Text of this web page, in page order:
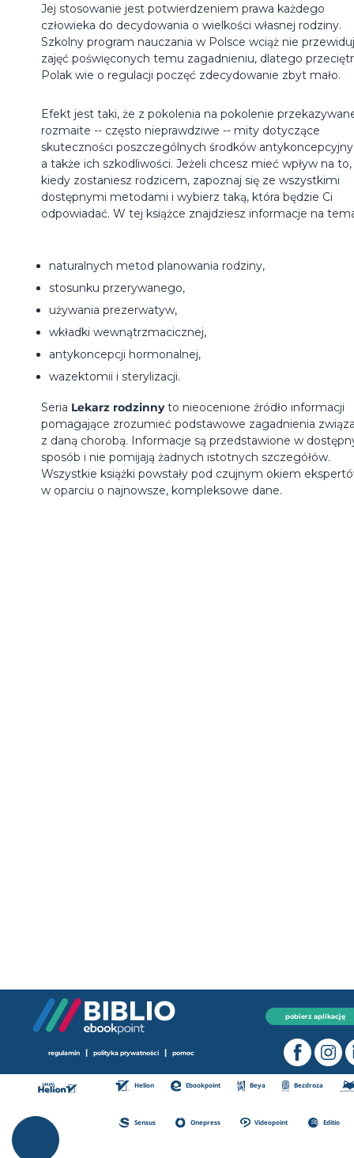
Jej stosowanie jest potwierdzeniem prawa każdego
człowieka do decydowania o wielkości własnej rodziny.
Szkolny program nauczania w Polsce wciąż nie
zajęć poświęconych temu zagadnieniu, dlatego
Polak wie o regulacji poczęć zdecydowanie zbyt mało.
Efekt jest taki, że z pokolenia na pokolenie
rozmaite -- często nieprawdziwe -- mity dotyczące
skuteczności poszczególnych środków
a także ich szkodliwości. Jeżeli chcesz mieć wpływ na to,
kiedy zostaniesz rodzicem, zapoznaj się ze wszystkimi
dostępnymi metodami i wybierz taką, która będzie Ci
odpowiadać. W tej książce znajdziesz informacje na
naturalnych metod planowania rodziny,
stosunku przerywanego,
używania prezerwatyw,
wkładki wewnątrzmacicznej,
antykoncepcji hormonalnej,
wazektomii i sterylizacji.
Seria Lekarz rodzinnyto nieocenione źródło informacji
pomagające zrozumieć podstawowe zagadnienia
z daną chorobą. Informacje są przedstawione w
sposób i nie pomijają żadnych istotnych szczegółów.
Wszystkie książki powstały pod czujnym okiem
w oparciu o najnowsze, kompleksowe dane.
pobierz aplikację
regulamin | polityka prywatności | pomoc
Helion Ebookpoint Beya Bezdroza
Sensus Onepress Videopoint Editio